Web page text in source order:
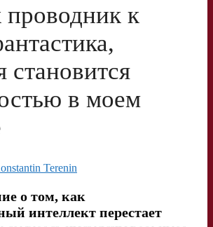
к
становится
в моем
Terenin
о том, как
интеллект перестает